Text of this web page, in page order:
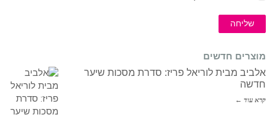
שליחה
מוצרים חדשים
אלביב מבית לוריאל פריז: סדרת מסכות שיער
חדשה
קרא עוד ←